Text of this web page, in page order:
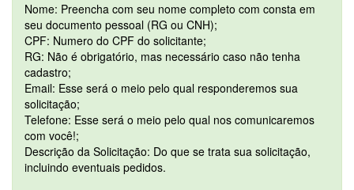
Nome: Preencha com seu nome completo com consta em
seu documento pessoal (RG ou CNH);
CPF: Numero do CPF do solicitante;
RG: Não é obrigatório, mas necessário caso não tenha
cadastro;
Email: Esse será o meio pelo qual responderemos sua
solicitação;
Telefone: Esse será o meio pelo qual nos comunicaremos
com você!;
Descrição da Solicitação: Do que se trata sua solicitação,
incluindo eventuais pedidos.